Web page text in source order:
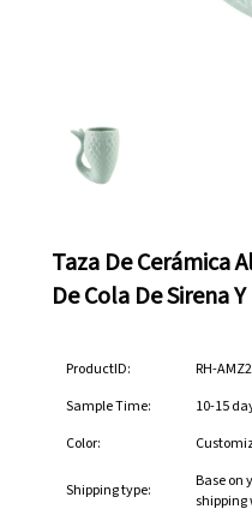
Taza De Cerámica
De Cola De Sirena Y
ProductID:
RH-
Sample Time:
10-15
Color:
Shipping type:
Base on
shipping